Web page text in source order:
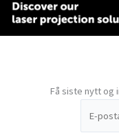
Få siste nytt og